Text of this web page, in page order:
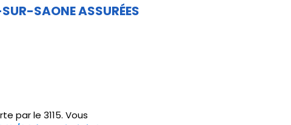
SAONE ASSURÉES
par le 3115. Vous